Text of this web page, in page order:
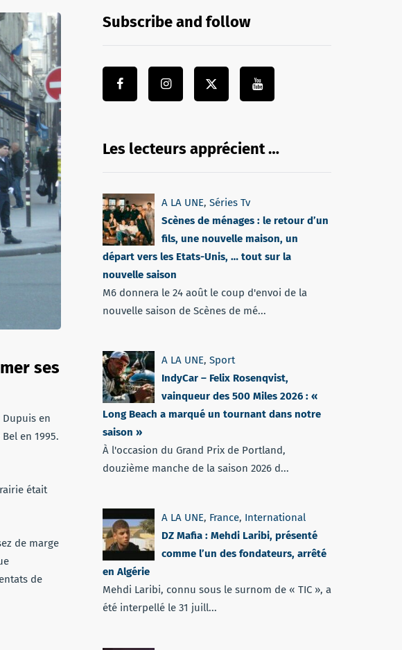
ses
en
en 1995.
était
de marge
de
Subscribe and follow
Les lecteurs apprécient …
A LA UNE, Séries Tv
Scènes de ménages : le retour d’un
fils, une nouvelle maison, un
départ vers les Etats-Unis, … tout sur la
nouvelle saison
M6 donnera le 24 août le coup d'envoi de la
nouvelle saison de Scènes de mé...
A LA UNE, Sport
IndyCar – Felix Rosenqvist,
vainqueur des 500 Miles 2026 : «
Long Beach a marqué un tournant dans notre
saison »
À l'occasion du Grand Prix de Portland,
douzième manche de la saison 2026 d...
A LA UNE, France, International
DZ Mafia : Mehdi Laribi, présenté
comme l’un des fondateurs, arrêté
en Algérie
Mehdi Laribi, connu sous le surnom de « TIC », a
été interpellé le 31 juill...